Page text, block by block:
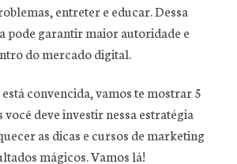
entreter e educar. Dessa
pode garantir maior autoridade e
do mercado digital.
está convencida, vamos te mostrar 5
deve investir nessa estratégia
as dicas e cursos de marketing
mágicos. Vamos lá!